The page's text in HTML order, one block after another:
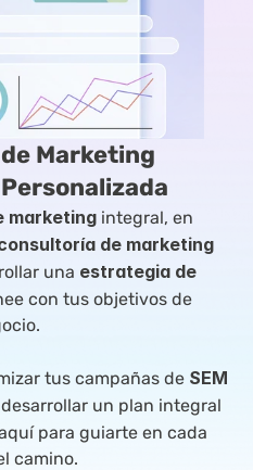
Marketing
marketing
de marketing
una estrategia de
con tus objetivos de
tus campañas de SEM
un plan integral
para guiarte en cada
camino.